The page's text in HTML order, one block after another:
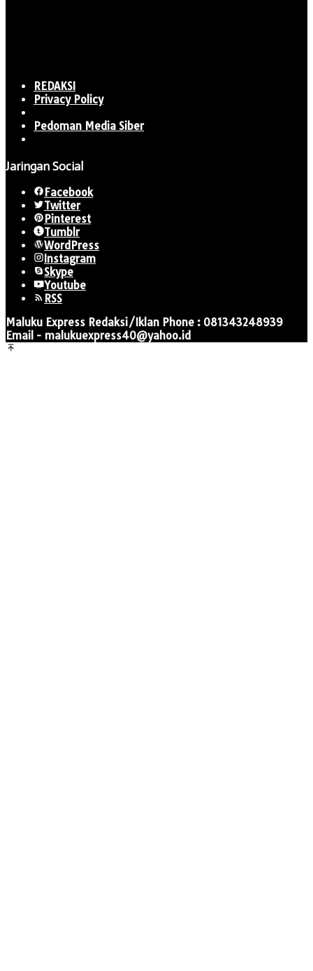
REDAKSI
Privacy Policy
Pedoman Media Siber
Jaringan Social
Facebook
Twitter
Pinterest
Tumblr
WordPress
Instagram
Skype
Youtube
RSS
Maluku Express Redaksi/Iklan Phone : 081343248939
Email - malukuexpress40@yahoo.id